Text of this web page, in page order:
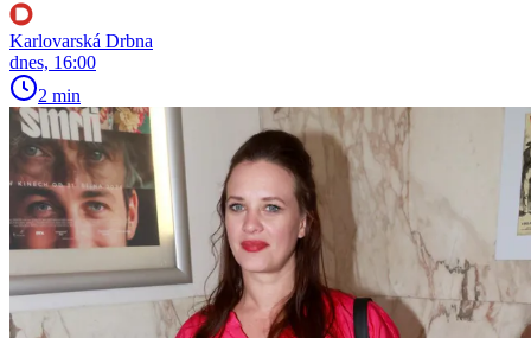
Karlovarská Drbna
dnes, 16:00
2 min